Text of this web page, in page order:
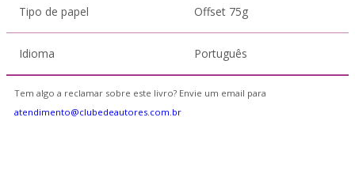
Tipo de papel Offset 75g
Idioma Português
Tem algo a reclamar sobre este livro? Envie um email para
atendimento@clubedeautores.com.br